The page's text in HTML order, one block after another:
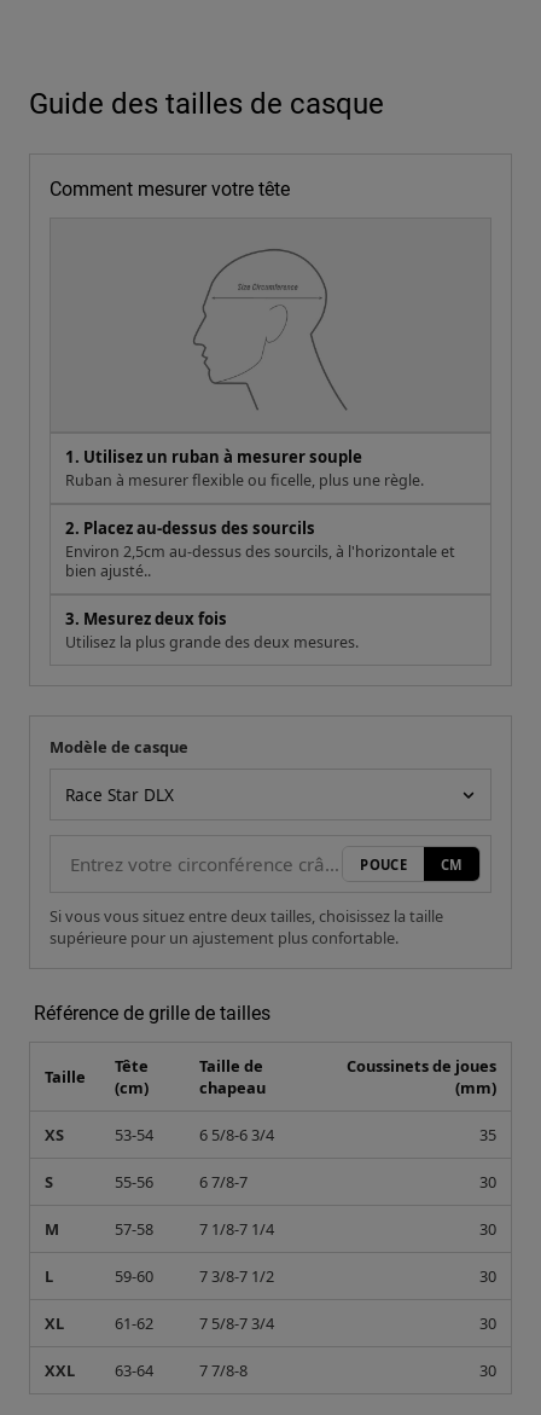
Guide des tailles de casque
Comment mesurer votre tête
1. Utilisez un ruban à mesurer souple
Ruban à mesurer flexible ou ficelle, plus une règle.
2. Placez au-dessus des sourcils
Environ 2,5cm au-dessus des sourcils, à l'horizontale et
bien ajusté..
3. Mesurez deux fois
Utilisez la plus grande des deux mesures.
Votre mesure
Modèle de casque
POUCE CM
Si vous vous situez entre deux tailles, choisissez la taille
supérieure pour un ajustement plus confortable.
Référence de grille de tailles
Taille
Tête
(cm)
Taille de
chapeau
Coussinets de joues
(mm)
XS 53-54 6 5/8-6 3/4 35
S 55-56 6 7/8-7 30
M 57-58 7 1/8-7 1/4 30
L 59-60 7 3/8-7 1/2 30
XL 61-62 7 5/8-7 3/4 30
XXL 63-64 7 7/8-8 30